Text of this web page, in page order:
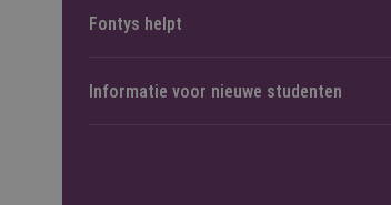
Fontys helpt
Informatie voor nieuwe studenten